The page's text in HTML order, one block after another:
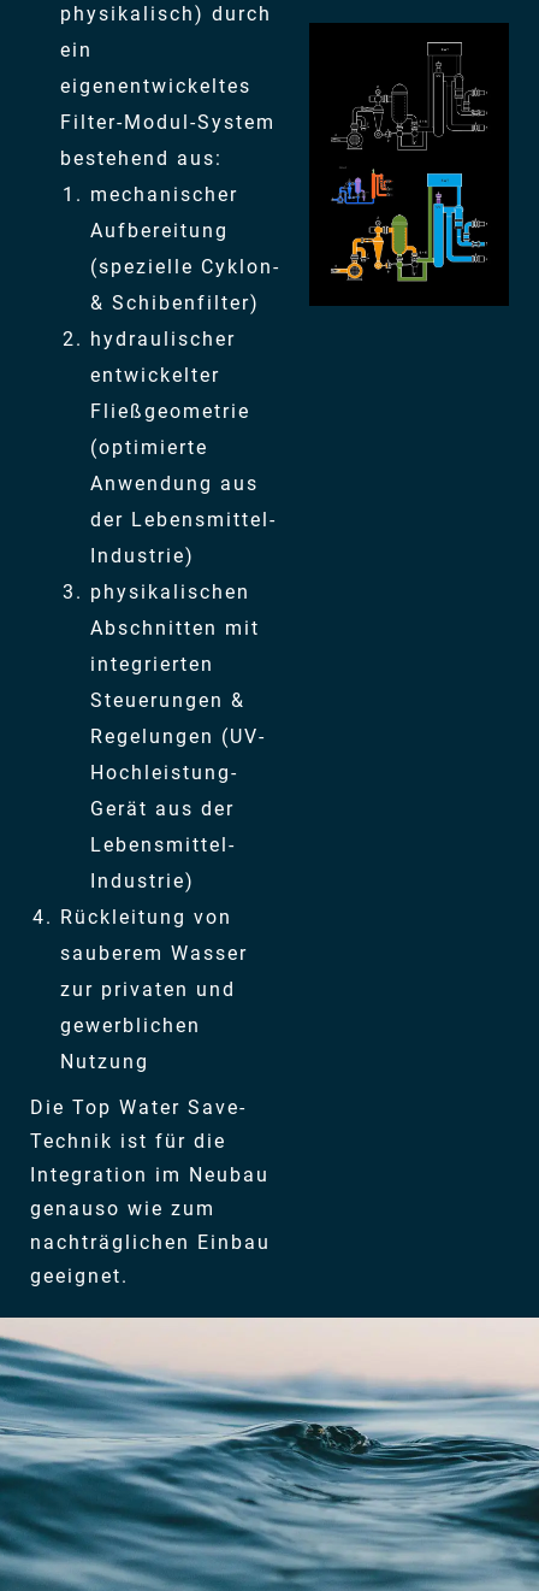
physikalisch) durch
ein
eigenentwickeltes
Filter-Modul-System
bestehend aus:
mechanischer
Aufbereitung
(spezielle Cyklon-
& Schibenfilter)
hydraulischer
entwickelter
Fließgeometrie
(optimierte
Anwendung aus
der Lebensmittel-
Industrie)
physikalischen
Abschnitten mit
integrierten
Steuerungen &
Regelungen (UV-
Hochleistung-
Gerät aus der
Lebensmittel-
Industrie)
Rückleitung von
sauberem Wasser
zur privaten und
gewerblichen
Nutzung
Die Top Water Save-
Technik ist für die
Integration im Neubau
genauso wie zum
nachträglichen Einbau
geeignet.